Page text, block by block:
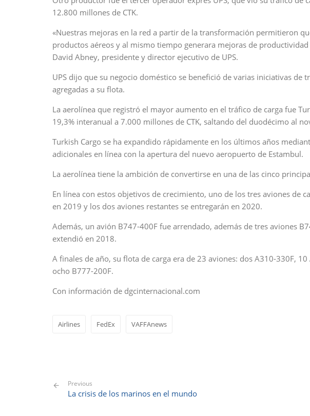
12.800 millones de CTK.
«Nuestras mejoras en la red a partir de la transformación permitieron
productos aéreos y al mismo tiempo generara mejoras de
David Abney, presidente y director ejecutivo de UPS.
UPS dijo que su negocio doméstico se benefició de varias iniciativas de
agregadas a su flota.
La aerolínea que registró el mayor aumento en el tráfico de carga fue
19,3% interanual a 7.000 millones de CTK, saltando del duodécimo al
Turkish Cargo se ha expandido rápidamente en los últimos años
adicionales en línea con la apertura del nuevo aeropuerto de Estambul.
La aerolínea tiene la ambición de convertirse en una de las cinco
En línea con estos objetivos de crecimiento, uno de los tres aviones de
en 2019 y los dos aviones restantes se entregarán en 2020.
Además, un avión B747-400F fue arrendado, además de tres aviones
extendió en 2018.
A finales de año, su flota de carga era de 23 aviones: dos A310-330F,
ocho B777-200F.
Con información de dgcinternacional.com
Airlines FedEx VAFFAnews
Previous
La crisis de los marinos en el mundo